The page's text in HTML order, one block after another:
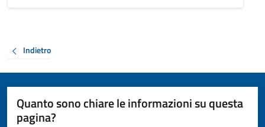
Indietro
Quanto sono chiare le informazioni su questa
pagina?